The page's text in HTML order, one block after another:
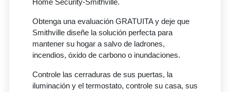
Home Security-Smithville.
Obtenga una evaluación GRATUITA y deje que
Smithville diseñe la solución perfecta para
mantener su hogar a salvo de ladrones,
incendios, óxido de carbono o inundaciones.
Controle las cerraduras de sus puertas, la
iluminación y el termostato, controle su casa, sus